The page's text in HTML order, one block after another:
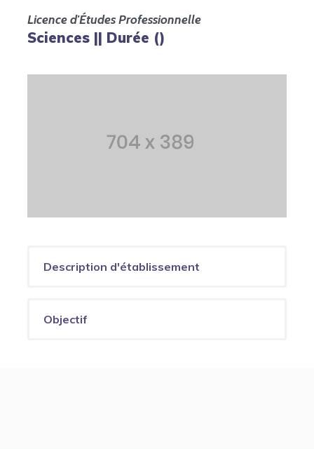
Licence d'Études Professionnelle
Sciences || Durée ()
Description d'établissement
Objectif